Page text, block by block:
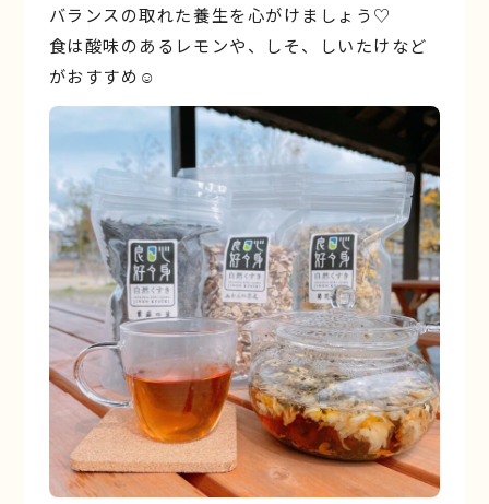
バランスの取れた養生を心がけましょう♡
食は酸味のあるレモンや、しそ、しいたけなど
がおすすめ☺︎